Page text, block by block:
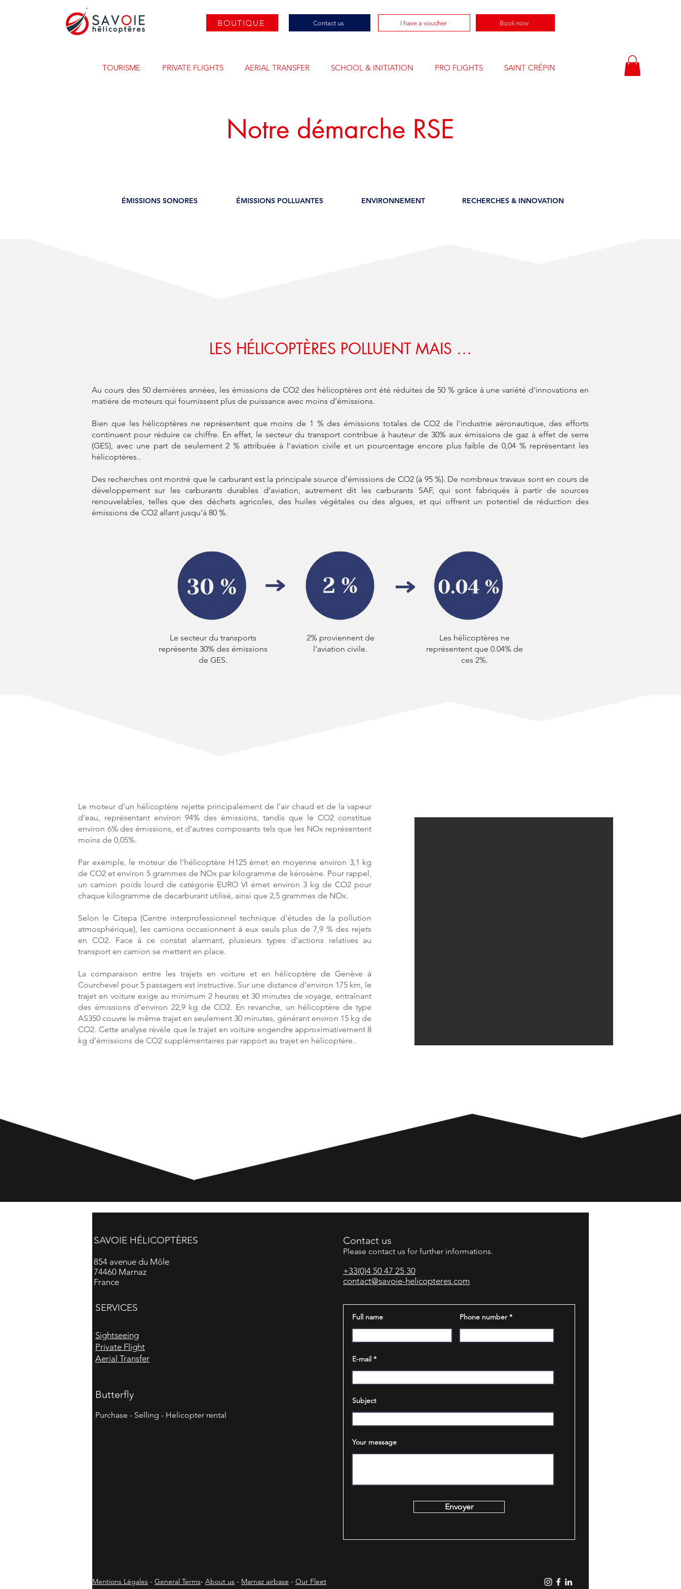
BOUTIQUE Contact us I have a voucher Book now
TOURISME PRIVATE FLIGHTS AERIAL TRANSFER SCHOOL & INITIATION PRO FLIGHTS SAINT CRÉPIN
Notre démarche RSE
ÉMISSIONS SONORES ÉMISSIONS POLLUANTES ENVIRONNEMENT RECHERCHES & INNOVATION
LES HÉLICOPTÈRES POLLUENT MAIS …
Au cours des 50 dernières années, les émissions de CO2 des hélicoptères ont été réduites de 50 % grâce à une variété d’innovations en
matière de moteurs qui fournissent plus de puissance avec moins d’émissions.
Bien que les hélicoptères ne représentent que moins de 1 % des émissions totales de CO2 de l'industrie aéronautique, des efforts
continuent pour réduire ce chiffre. En effet, le secteur du transport contribue à hauteur de 30% aux émissions de gaz à effet de serre
(GES), avec une part de seulement 2 % attribuée à l'aviation civile et un pourcentage encore plus faible de 0,04 % représentant les
hélicoptères..
Des recherches ont montré que le carburant est la principale source d’émissions de CO2 (à 95 %). De nombreux travaux sont en cours de
développement sur les carburants durables d’aviation, autrement dit les carburants SAF, qui sont fabriqués à partir de sources
renouvelables, telles que des déchets agricoles, des huiles végétales ou des algues, et qui offrent un potentiel de réduction des
émissions de CO2 allant jusqu'à 80 %.
Le secteur du transports
représente 30% des émissions
de GES.
2% proviennent de
l'aviation civile.
Les hélicoptères ne
représentent que 0.04% de
ces 2%.
Le moteur d'un hélicoptère rejette principalement de l'air chaud et de la vapeur
d'eau, représentant environ 94% des émissions, tandis que le CO2 constitue
environ 6% des émissions, et d'autres composants tels que les NOx représentent
moins de 0,05%.
Par exemple, le moteur de l'hélicoptère H125 émet en moyenne environ 3,1 kg
de CO2 et environ 5 grammes de NOx par kilogramme de kérosène. Pour rappel,
un camion poids lourd de catégorie EURO VI émet environ 3 kg de CO2 pour
chaque kilogramme de decarburant utilisé, ainsi que 2,5 grammes de NOx.
Selon le Citepa (Centre interprofessionnel technique d'études de la pollution
atmosphérique), les camions occasionnent à eux seuls plus de 7,9 % des rejets
en CO2. Face à ce constat alarmant, plusieurs types d'actions relatives au
transport en camion se mettent en place.
La comparaison entre les trajets en voiture et en hélicoptère de Genève à
Courchevel pour 5 passagers est instructive. Sur une distance d'environ 175 km, le
trajet en voiture exige au minimum 2 heures et 30 minutes de voyage, entraînant
des émissions d'environ 22,9 kg de CO2. En revanche, un hélicoptère de type
AS350 couvre le même trajet en seulement 30 minutes, générant environ 15 kg de
CO2. Cette analyse révèle que le trajet en voiture engendre approximativement 8
kg d'émissions de CO2 supplémentaires par rapport au trajet en hélicoptère..
SAVOIE HÉLICOPTÈRES
854 avenue du Môle
74460 Marnaz
France
SERVICES
Sightseeing
Private Flight
Aerial Transfer
Butterfly
Purchase - Selling - Helicopter rental
Contact us​
Please contact us for further informations.
+33(0)4 50 47 25 30
contact@savoie-helicopteres.com
Full name Phone number
E-mail
Subject
Your message
Envoyer
Mentions Légales - General Terms- About us - Marnaz airbase - Our Fleet